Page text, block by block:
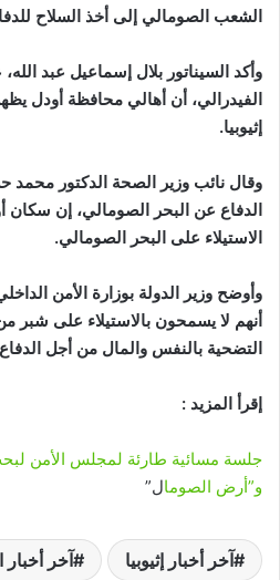
الشعب الصومالي إلى أخذ السلاح
وأكد السيناتور بلال إسماعيل عبد
الفيدرالي، أن أهالي محافظة أودل
إثيوبيا.
وقال نائب وزير الصحة الدكتور
الدفاع عن البحر الصومالي، إن سكان
الاستيلاء على البحر الصومالي.
وأوضح وزير الدولة بوزارة الأمن
أنهم لا يسمحون بالاستيلاء على شبر
التضحية بالنفس والمال من أجل
إقرأ المزيد :
جلسة مسائية طارئة لمجلس الأمن لبحث
و”أرض الصومال”
آخر أخبار إثيوبيا آخر